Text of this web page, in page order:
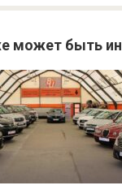
может быть